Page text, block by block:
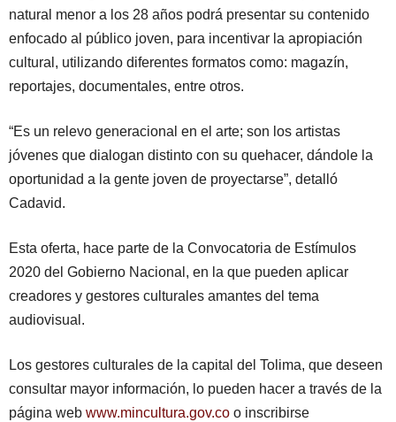
natural menor a los 28 años podrá presentar su contenido
enfocado al público joven, para incentivar la apropiación
cultural, utilizando diferentes formatos como: magazín,
reportajes, documentales, entre otros.
“Es un relevo generacional en el arte; son los artistas
jóvenes que dialogan distinto con su quehacer, dándole la
oportunidad a la gente joven de proyectarse”, detalló
Cadavid.
Esta oferta, hace parte de la Convocatoria de Estímulos
2020 del Gobierno Nacional, en la que pueden aplicar
creadores y gestores culturales amantes del tema
audiovisual.
Los gestores culturales de la capital del Tolima, que deseen
consultar mayor información, lo pueden hacer a través de la
página web www.mincultura.gov.co o inscribirse